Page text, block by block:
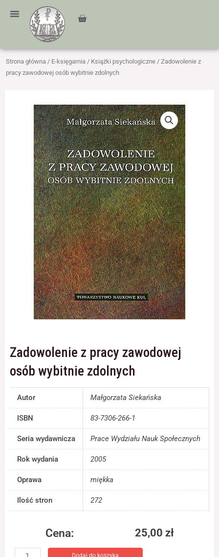
treści
Cart
Strona główna / E-księgarnia / Książki psychologiczne / Zadowolenie z
pracy zawodowej osób wybitnie zdolnych
Zadowolenie z pracy zawodowej
osób wybitnie zdolnych
Autor Małgorzata Siekańska
ISBN 83-7306-266-1
Seria wydawnicza Prace Wydziału Nauk Społecznych
Rok wydania 2005
Oprawa miękka
Ilość stron 272
Cena: 25,00 zł
ilość
Konieczne
Te pliki cookie
nie są
opcjonalne. Są
one potrzebne
do
funkcjonowania
Statystyka
Abyśmy mogli
funkcjonalność
i strukturę
strony
internetowej,
na podstawie
tego, jak strona
najlepiej podczas
na nią. Jeśli
odrzucisz te pliki
cookie, niektóre